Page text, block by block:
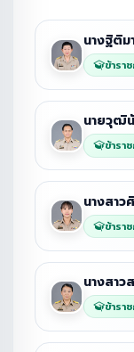
นางฐิติม
ข้ารา
นายวุฒิ
ข้ารา
นางสาว
ข้ารา
นางสา
ข้ารา